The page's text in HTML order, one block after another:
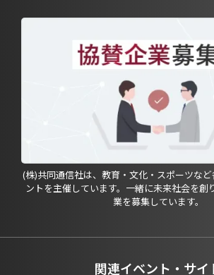
(株)共同通信社は、教育・文化・スポーツな
ントを主催しています。一緒に未来社会を創
業を募集しています。
関連イベント・サイ